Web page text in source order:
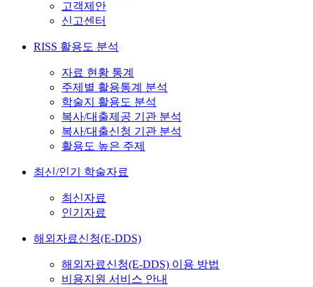
고객제안
신고센터
RISS 활용도 분석
자료 현황 통계
주제별 활용통계 분석
학술지 활용도 분석
복사/대출제공 기관 분석
복사/대출신청 기관 분석
활용도 높은 주제
최신/인기 학술자료
최신자료
인기자료
해외자료신청(E-DDS)
해외자료신청(E-DDS) 이용 방법
비용지원 서비스 안내